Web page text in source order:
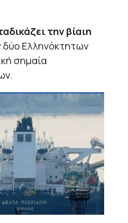
την βίαιη
δύο Ελληνόκτητων
σημαία